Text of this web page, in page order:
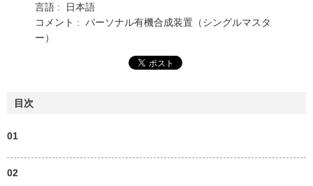
言語 : 日本語
コメント : パーソナル有機合成装置（シングルマスタ
ー）
目次
01
02